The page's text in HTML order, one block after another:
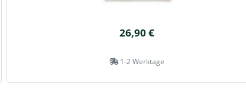
26,90 €
1-2 Werktage